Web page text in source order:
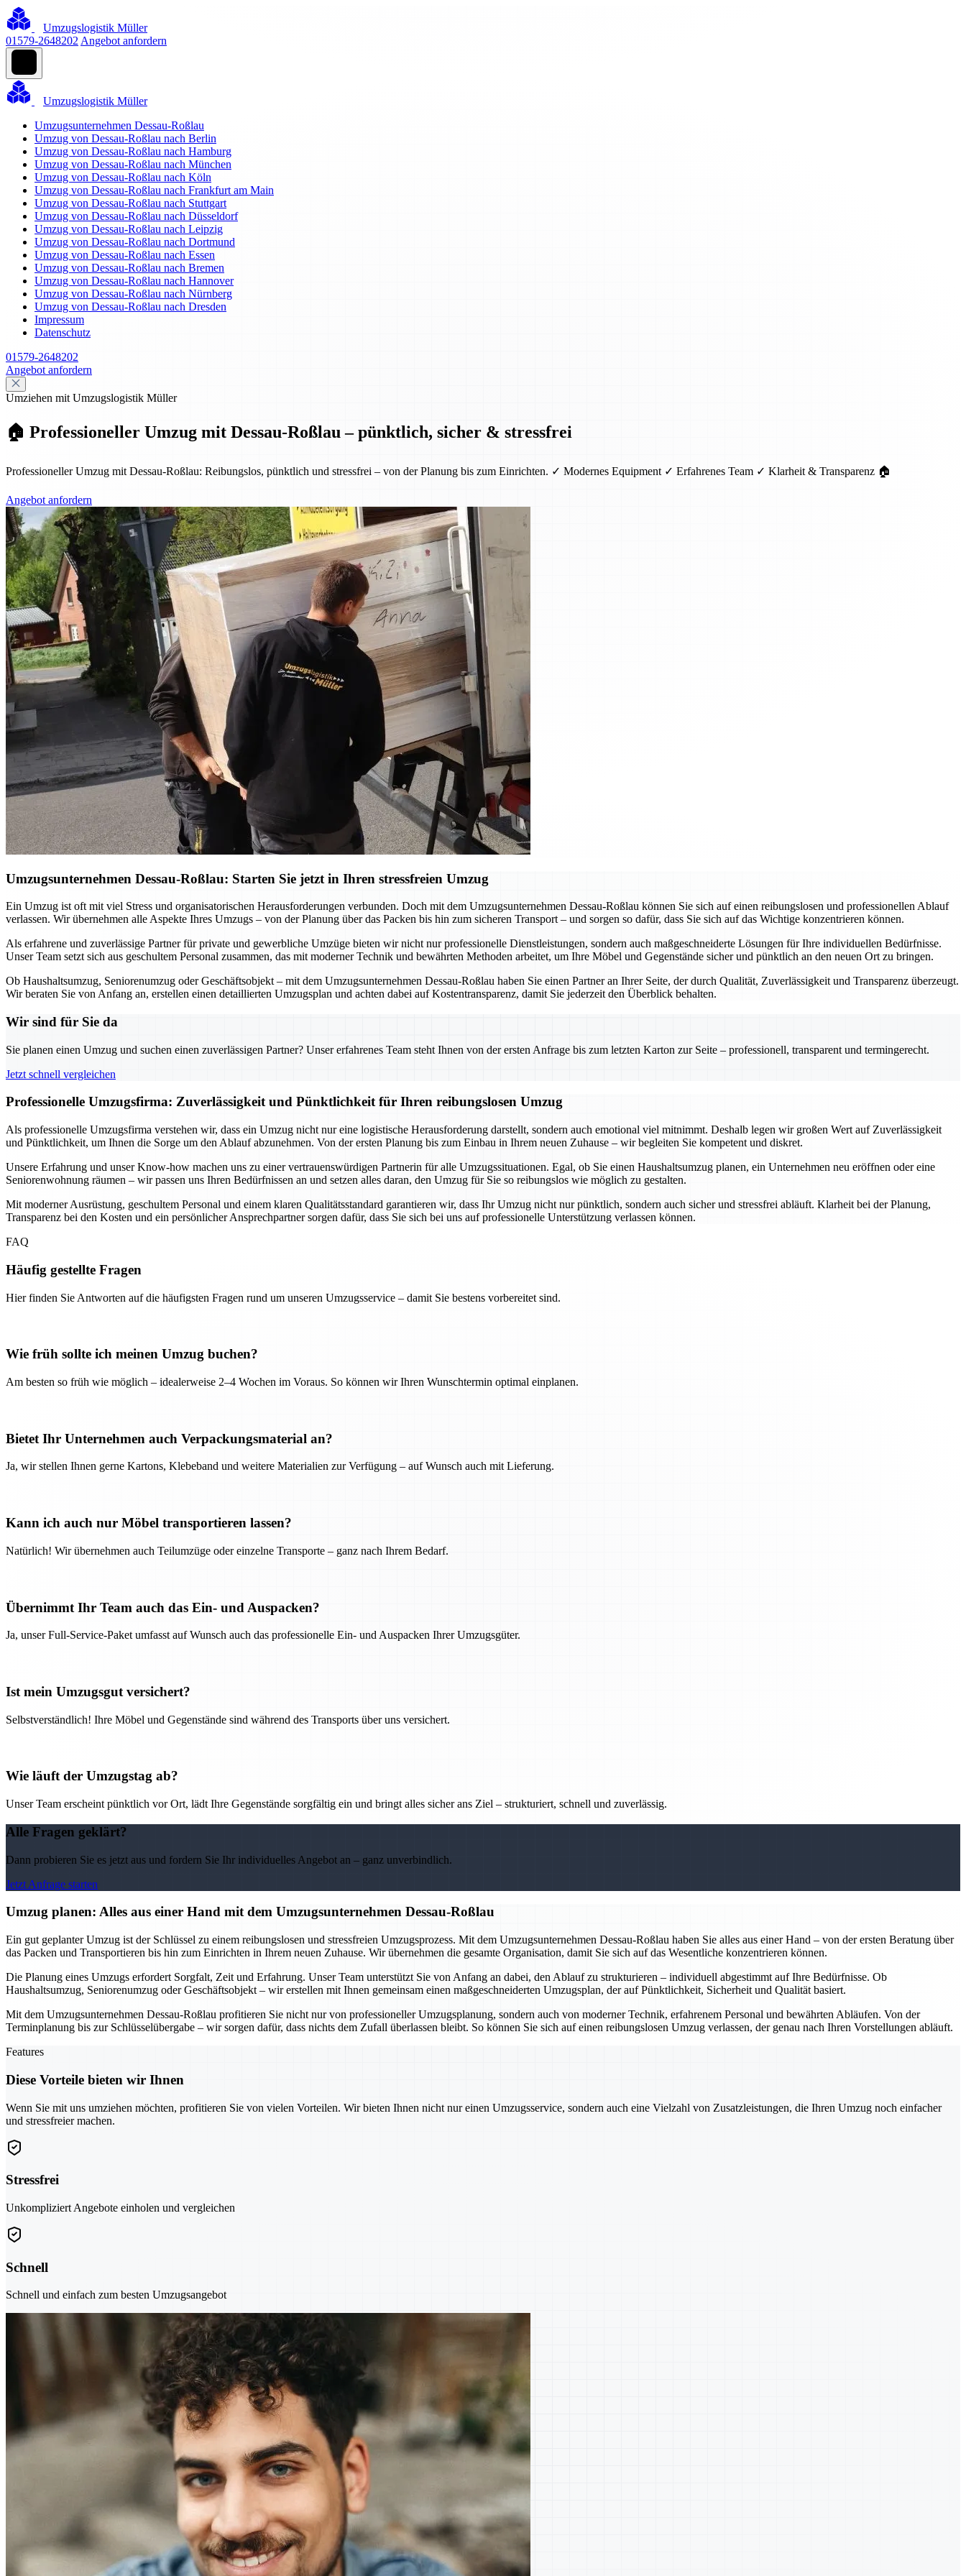
Umzugslogistik Müller
01579-2648202 Angebot anfordern
Umzugslogistik Müller
Umzugsunternehmen Dessau-Roßlau
Umzug von Dessau-Roßlau nach Berlin
Umzug von Dessau-Roßlau nach Hamburg
Umzug von Dessau-Roßlau nach München
Umzug von Dessau-Roßlau nach Köln
Umzug von Dessau-Roßlau nach Frankfurt am Main
Umzug von Dessau-Roßlau nach Stuttgart
Umzug von Dessau-Roßlau nach Düsseldorf
Umzug von Dessau-Roßlau nach Leipzig
Umzug von Dessau-Roßlau nach Dortmund
Umzug von Dessau-Roßlau nach Essen
Umzug von Dessau-Roßlau nach Bremen
Umzug von Dessau-Roßlau nach Hannover
Umzug von Dessau-Roßlau nach Nürnberg
Umzug von Dessau-Roßlau nach Dresden
Impressum
Datenschutz
01579-2648202
Angebot anfordern
Umziehen mit Umzugslogistik Müller
🏠 Professioneller Umzug mit Dessau-Roßlau – pünktlich, sicher & stressfrei
Professioneller Umzug mit Dessau-Roßlau: Reibungslos, pünktlich und stressfrei – von der Planung bis zum Einrichten. ✓ Modernes Equipment ✓ Erfahrenes Team ✓ Klarheit & Transparenz 🏠
Angebot anfordern
Umzugsunternehmen Dessau-Roßlau: Starten Sie jetzt in Ihren stressfreien Umzug
Ein Umzug ist oft mit viel Stress und organisatorischen Herausforderungen verbunden. Doch mit dem Umzugsunternehmen Dessau-Roßlau können Sie sich auf einen reibungslosen und professionellen Ablauf
verlassen. Wir übernehmen alle Aspekte Ihres Umzugs – von der Planung über das Packen bis hin zum sicheren Transport – und sorgen so dafür, dass Sie sich auf das Wichtige konzentrieren können.
Als erfahrene und zuverlässige Partner für private und gewerbliche Umzüge bieten wir nicht nur professionelle Dienstleistungen, sondern auch maßgeschneiderte Lösungen für Ihre individuellen Bedürfnisse.
Unser Team setzt sich aus geschultem Personal zusammen, das mit moderner Technik und bewährten Methoden arbeitet, um Ihre Möbel und Gegenstände sicher und pünktlich an den neuen Ort zu bringen.
Ob Haushaltsumzug, Seniorenumzug oder Geschäftsobjekt – mit dem Umzugsunternehmen Dessau-Roßlau haben Sie einen Partner an Ihrer Seite, der durch Qualität, Zuverlässigkeit und Transparenz überzeugt.
Wir beraten Sie von Anfang an, erstellen einen detaillierten Umzugsplan und achten dabei auf Kostentransparenz, damit Sie jederzeit den Überblick behalten.
Wir sind für Sie da
Sie planen einen Umzug und suchen einen zuverlässigen Partner? Unser erfahrenes Team steht Ihnen von der ersten Anfrage bis zum letzten Karton zur Seite – professionell, transparent und termingerecht.
Jetzt schnell vergleichen
Professionelle Umzugsfirma: Zuverlässigkeit und Pünktlichkeit für Ihren reibungslosen Umzug
Als professionelle Umzugsfirma verstehen wir, dass ein Umzug nicht nur eine logistische Herausforderung darstellt, sondern auch emotional viel mitnimmt. Deshalb legen wir großen Wert auf Zuverlässigkeit
und Pünktlichkeit, um Ihnen die Sorge um den Ablauf abzunehmen. Von der ersten Planung bis zum Einbau in Ihrem neuen Zuhause – wir begleiten Sie kompetent und diskret.
Unsere Erfahrung und unser Know-how machen uns zu einer vertrauenswürdigen Partnerin für alle Umzugssituationen. Egal, ob Sie einen Haushaltsumzug planen, ein Unternehmen neu eröffnen oder eine
Seniorenwohnung räumen – wir passen uns Ihren Bedürfnissen an und setzen alles daran, den Umzug für Sie so reibungslos wie möglich zu gestalten.
Mit moderner Ausrüstung, geschultem Personal und einem klaren Qualitätsstandard garantieren wir, dass Ihr Umzug nicht nur pünktlich, sondern auch sicher und stressfrei abläuft. Klarheit bei der Planung,
Transparenz bei den Kosten und ein persönlicher Ansprechpartner sorgen dafür, dass Sie sich bei uns auf professionelle Unterstützung verlassen können.
FAQ
Häufig gestellte Fragen
Hier finden Sie Antworten auf die häufigsten Fragen rund um unseren Umzugsservice – damit Sie bestens vorbereitet sind.
Wie früh sollte ich meinen Umzug buchen?
Am besten so früh wie möglich – idealerweise 2–4 Wochen im Voraus. So können wir Ihren Wunschtermin optimal einplanen.
Bietet Ihr Unternehmen auch Verpackungsmaterial an?
Ja, wir stellen Ihnen gerne Kartons, Klebeband und weitere Materialien zur Verfügung – auf Wunsch auch mit Lieferung.
Kann ich auch nur Möbel transportieren lassen?
Natürlich! Wir übernehmen auch Teilumzüge oder einzelne Transporte – ganz nach Ihrem Bedarf.
Übernimmt Ihr Team auch das Ein- und Auspacken?
Ja, unser Full-Service-Paket umfasst auf Wunsch auch das professionelle Ein- und Auspacken Ihrer Umzugsgüter.
Ist mein Umzugsgut versichert?
Selbstverständlich! Ihre Möbel und Gegenstände sind während des Transports über uns versichert.
Wie läuft der Umzugstag ab?
Unser Team erscheint pünktlich vor Ort, lädt Ihre Gegenstände sorgfältig ein und bringt alles sicher ans Ziel – strukturiert, schnell und zuverlässig.
Alle Fragen geklärt?
Dann probieren Sie es jetzt aus und fordern Sie Ihr individuelles Angebot an – ganz unverbindlich.
Jetzt Anfrage starten
Umzug planen: Alles aus einer Hand mit dem Umzugsunternehmen Dessau-Roßlau
Ein gut geplanter Umzug ist der Schlüssel zu einem reibungslosen und stressfreien Umzugsprozess. Mit dem Umzugsunternehmen Dessau-Roßlau haben Sie alles aus einer Hand – von der ersten Beratung über
das Packen und Transportieren bis hin zum Einrichten in Ihrem neuen Zuhause. Wir übernehmen die gesamte Organisation, damit Sie sich auf das Wesentliche konzentrieren können.
Die Planung eines Umzugs erfordert Sorgfalt, Zeit und Erfahrung. Unser Team unterstützt Sie von Anfang an dabei, den Ablauf zu strukturieren – individuell abgestimmt auf Ihre Bedürfnisse. Ob
Haushaltsumzug, Seniorenumzug oder Geschäftsobjekt – wir erstellen mit Ihnen gemeinsam einen maßgeschneiderten Umzugsplan, der auf Pünktlichkeit, Sicherheit und Qualität basiert.
Mit dem Umzugsunternehmen Dessau-Roßlau profitieren Sie nicht nur von professioneller Umzugsplanung, sondern auch von moderner Technik, erfahrenem Personal und bewährten Abläufen. Von der
Terminplanung bis zur Schlüsselübergabe – wir sorgen dafür, dass nichts dem Zufall überlassen bleibt. So können Sie sich auf einen reibungslosen Umzug verlassen, der genau nach Ihren Vorstellungen abläuft.
Features
Diese Vorteile bieten wir Ihnen
Wenn Sie mit uns umziehen möchten, profitieren Sie von vielen Vorteilen. Wir bieten Ihnen nicht nur einen Umzugsservice, sondern auch eine Vielzahl von Zusatzleistungen, die Ihren Umzug noch einfacher
und stressfreier machen.
Stressfrei
Unkompliziert Angebote einholen und vergleichen
Schnell
Schnell und einfach zum besten Umzugsangebot